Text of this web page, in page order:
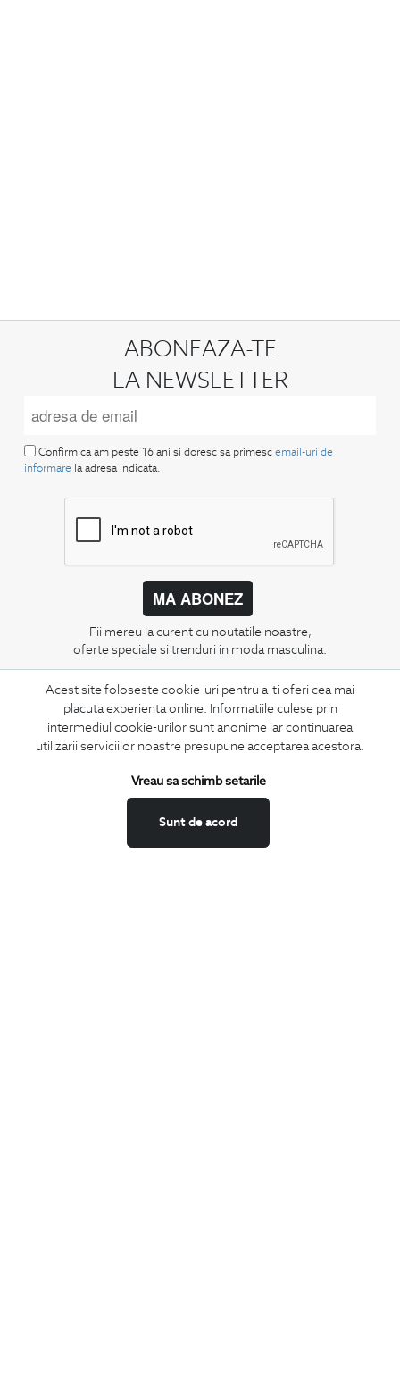
Acest site foloseste cookie-uri pentru a-ti oferi cea mai
placuta experienta online. Informatiile culese prin
intermediul cookie-urilor sunt anonime iar continuarea
utilizarii serviciilor noastre presupune acceptarea acestora.
Sunt de acord
Vreau sa schimb setarile
ABONEAZA-TE
LA NEWSLETTER
Confirm ca am peste 16 ani si doresc sa primesc email-uri de
informare la adresa indicata.
MA ABONEZ
Fii mereu la curent cu noutatile noastre,
oferte speciale si trenduri in moda masculina.
CONCIERGE
Termeni si conditii
Schimburi si retur
Feedback site
ANPC